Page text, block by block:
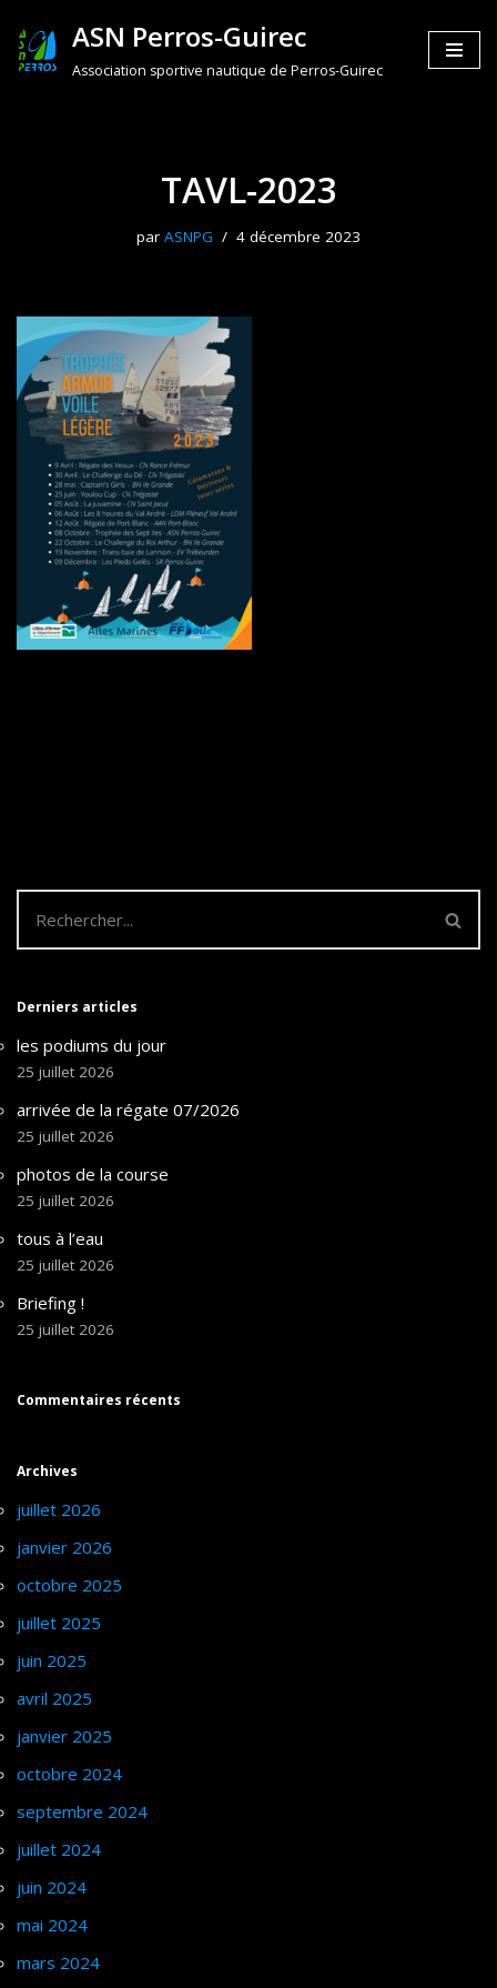
Aller
ASN Perros-Guirec
Association sportive nautique de Perros-Guirec
TAVL-2023
par ASNPG 4 décembre 2023
Derniers articles
les podiums du jour
25 juillet 2026
arrivée de la régate 07/2026
25 juillet 2026
photos de la course
25 juillet 2026
tous à l’eau
25 juillet 2026
Briefing !
25 juillet 2026
Commentaires récents
Archives
juillet 2026
janvier 2026
octobre 2025
juillet 2025
juin 2025
avril 2025
janvier 2025
octobre 2024
septembre 2024
juillet 2024
juin 2024
mai 2024
mars 2024